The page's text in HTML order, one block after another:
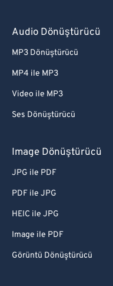
Audio Dönüştürücü
MP3 Dönüştürücü
MP4 ile MP3
Video ile MP3
Ses Dönüştürücü
Image Dönüştürücü
JPG ile PDF
PDF ile JPG
HEIC ile JPG
Image ile PDF
Görüntü Dönüştürücü